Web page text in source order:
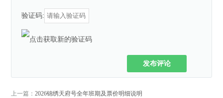
验证码:
发布评论
上一篇：2026锦绣天府号全年班期及票价明细说明